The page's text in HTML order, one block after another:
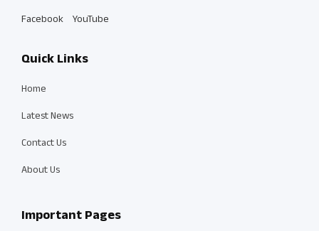
Facebook YouTube
Quick Links
Home
Latest News
Contact Us
About Us
Important Pages